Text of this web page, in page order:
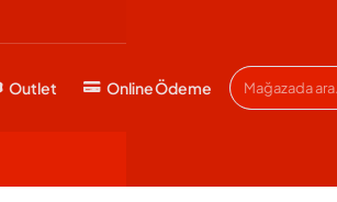
Outlet Online Ödeme
Mağazada
ara...